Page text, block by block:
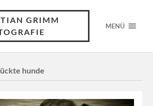
GRIMM
MENÜ
hunde